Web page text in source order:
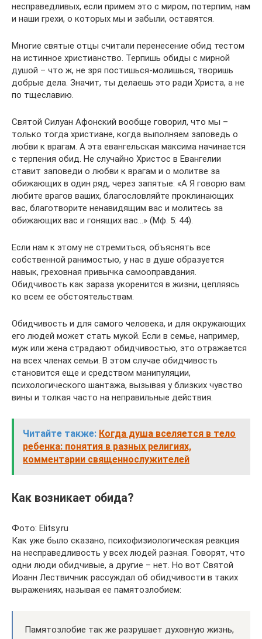
несправедливых, если примем это с миром, потерпим, нам
и наши грехи, о которых мы и забыли, оставятся.
Многие святые отцы считали перенесение обид тестом
на истинное христианство. Терпишь обиды с мирной
душой – что ж, не зря постишься-молишься, творишь
добрые дела. Значит, ты делаешь это ради Христа, а не
по тщеславию.
Святой Силуан Афонский вообще говорил, что мы –
только тогда христиане, когда выполняем заповедь о
любви к врагам. А эта евангельская максима начинается
с терпения обид. Не случайно Христос в Евангелии
ставит заповеди о любви к врагам и о молитве за
обижающих в один ряд, через запятые: «А Я говорю вам:
любите врагов ваших, благословляйте проклинающих
вас, благотворите ненавидящим вас и молитесь за
обижающих вас и гонящих вас…» (Мф. 5: 44).
Если нам к этому не стремиться, объяснять все
собственной ранимостью, у нас в душе образуется
навык, греховная привычка самооправдания.
Обидчивость как зараза укоренится в жизни, цепляясь
ко всем ее обстоятельствам.
Обидчивость и для самого человека, и для окружающих
его людей может стать мукой. Если в семье, например,
муж или жена страдают обидчивостью, это отражается
на всех членах семьи. В этом случае обидчивость
становится еще и средством манипуляции,
психологического шантажа, вызывая у близких чувство
вины и толкая часто на неправильные действия.
Читайте также: Когда душа вселяется в тело
ребенка: понятия в разных религиях,
комментарии священнослужителей
Как возникает обида?
Фото: Elitsy.ru
Как уже было сказано, психофизиологическая реакция
на несправедливость у всех людей разная. Говорят, что
одни люди обидчивые, а другие – нет. Но вот Святой
Иоанн Лествичник рассуждал об обидчивости в таких
выражениях, называя ее памятозлобием:
Памятозлобие так же разрушает духовную жизнь,